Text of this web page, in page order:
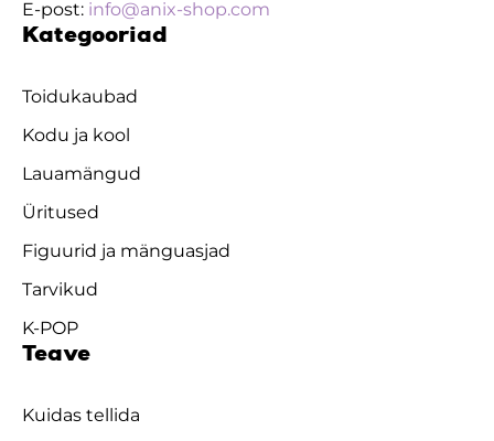
E-post: info@anix-shop.com
Kategooriad
Toidukaubad
Kodu ja kool
Lauamängud
Üritused
Figuurid ja mänguasjad
Tarvikud
K-POP
Teave
Kuidas tellida